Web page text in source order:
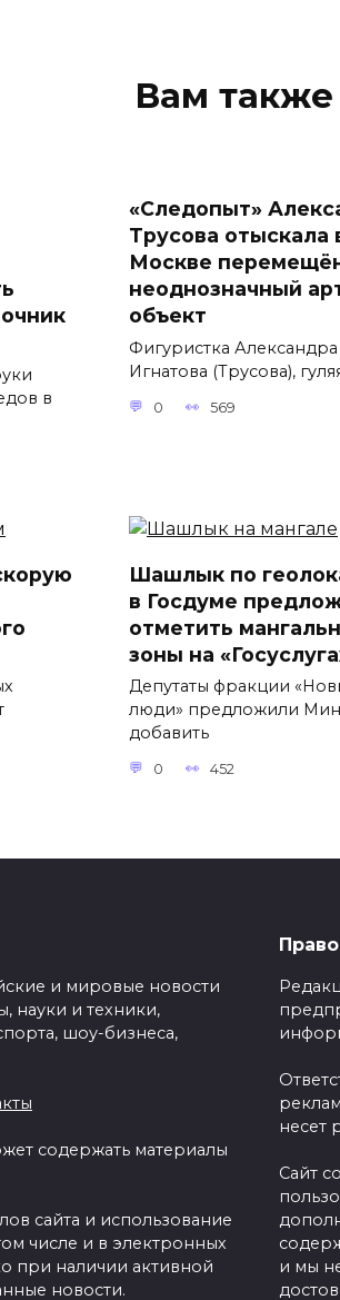
Вам
в
«Следопыт»
Трусова отыскала
Москве
неоднозначный
объект
Фигуристка Александра
Игнатова (Трусова),
0 569
Шашлык по
в Госдуме
отметить
зоны на
Депутаты фракции
люди» предложили
добавить
0 452
и мировые новости
науки и техники,
шоу-бизнеса,
содержать материалы
сайта и использование
числе и в электронных
при наличии активной
новости.
несет
Сайт
и мы